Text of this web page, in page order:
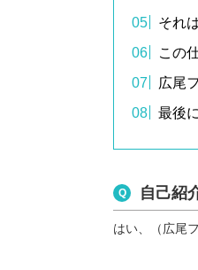
それ
この
広尾
最後
自己紹
はい、（広尾